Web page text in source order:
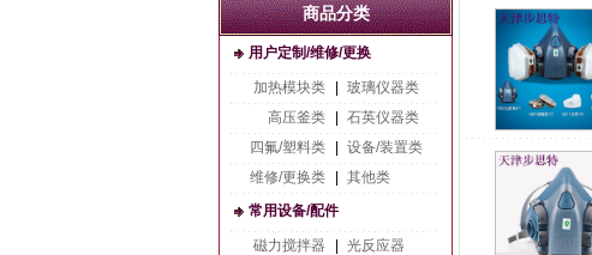
商品分类
用户定制/维修/更换
加热模块类
玻璃仪器类
高压釜类
石英仪器类
四氟/塑料类
设备/装置类
维修/更换类
其他类
常用设备/配件
磁力搅拌器
光反应器